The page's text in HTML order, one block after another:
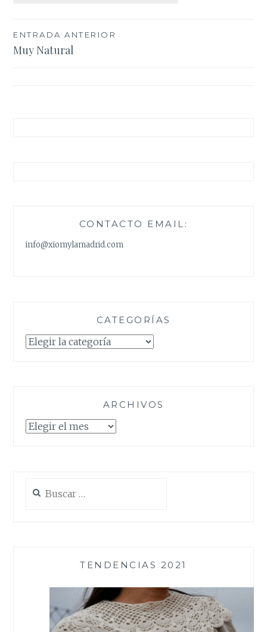
Navegación
de
ENTRADA ANTERIOR
Muy Natural
CONTACTO EMAIL:
info@xiomylamadrid.com
CATEGORÍAS
Categorías
ARCHIVOS
Archivos
TENDENCIAS 2021